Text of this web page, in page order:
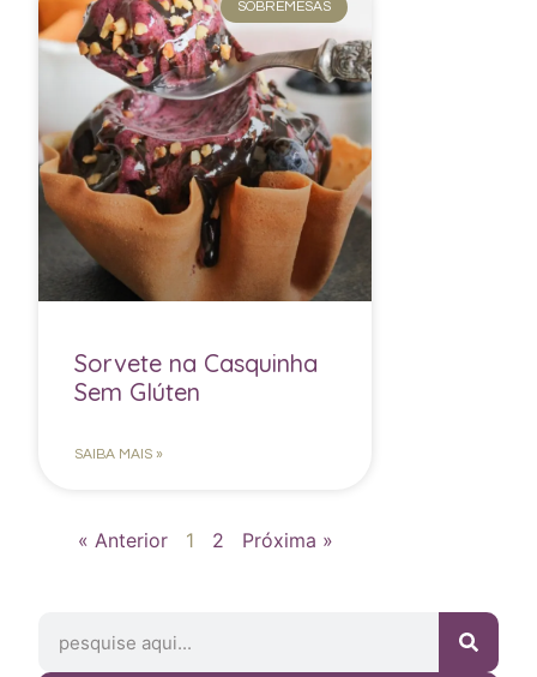
SOBREMESAS
Sorvete na Casquinha
Sem Glúten
SAIBA MAIS »
« Anterior 1 2 Próxima »